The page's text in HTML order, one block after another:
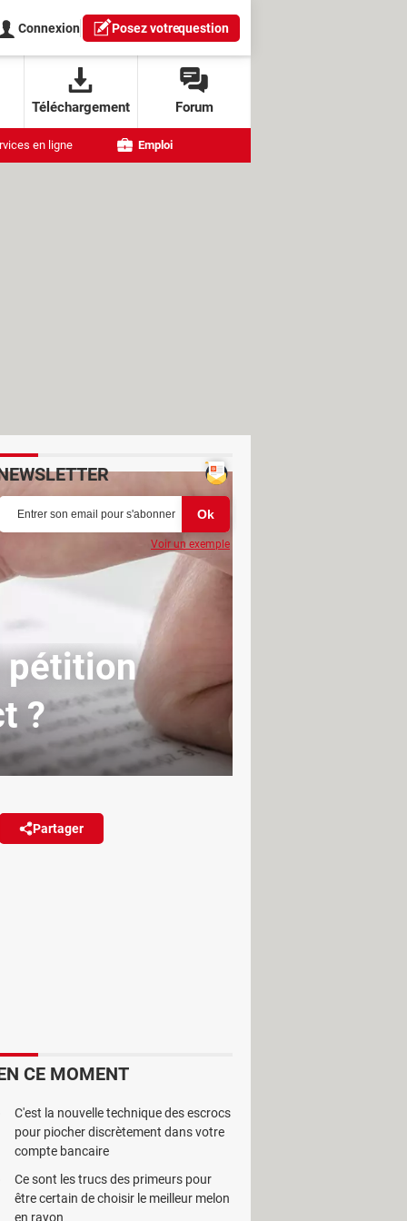
Connexion Posez votrequestion
Téléchargement Forum
en ligne Emploi
pétition
?
Partager
plus de 1,6 million de
procéder.
par une étudiante de 23 ans
et ce nombre continue
demandées. C'est bien
de ce type n'avait
manifestations contre la
Voir un exemple
CE MOMENT
C'est la nouvelle technique des escrocs
pour piocher discrètement dans votre
compte bancaire
Ce sont les trucs des primeurs pour
être certain de choisir le meilleur melon
en rayon